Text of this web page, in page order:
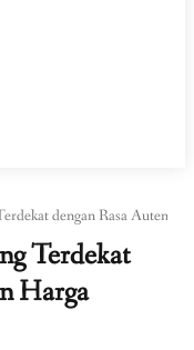
dengan Rasa Autentik
Terdekat
Harga